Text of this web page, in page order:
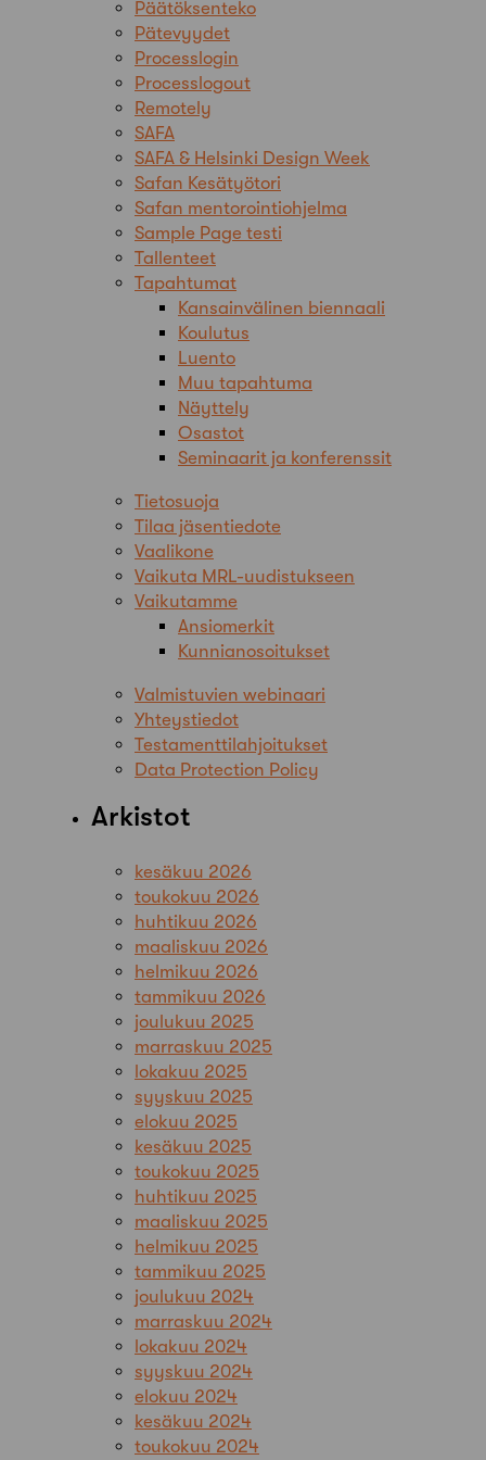
Päätöksenteko
Pätevyydet
Processlogin
Processlogout
Remotely
SAFA
SAFA & Helsinki Design Week
Safan Kesätyötori
Safan mentorointiohjelma
Sample Page testi
Tallenteet
Tapahtumat
Kansainvälinen biennaali
Koulutus
Luento
Muu tapahtuma
Näyttely
Osastot
Seminaarit ja konferenssit
Tietosuoja
Tilaa jäsentiedote
Vaalikone
Vaikuta MRL-uudistukseen
Vaikutamme
Ansiomerkit
Kunnianosoitukset
Valmistuvien webinaari
Yhteystiedot
Testamenttilahjoitukset
Data Protection Policy
Arkistot
kesäkuu 2026
toukokuu 2026
huhtikuu 2026
maaliskuu 2026
helmikuu 2026
tammikuu 2026
joulukuu 2025
marraskuu 2025
lokakuu 2025
syyskuu 2025
elokuu 2025
kesäkuu 2025
toukokuu 2025
huhtikuu 2025
maaliskuu 2025
helmikuu 2025
tammikuu 2025
joulukuu 2024
marraskuu 2024
lokakuu 2024
syyskuu 2024
elokuu 2024
kesäkuu 2024
toukokuu 2024